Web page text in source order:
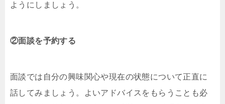
ようにしましょう。
②面談を予約する
面談では自分の興味関心や現在の状態について正直に
話してみましょう。よいアドバイスをもらうことも必